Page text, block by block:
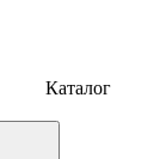
Каталог